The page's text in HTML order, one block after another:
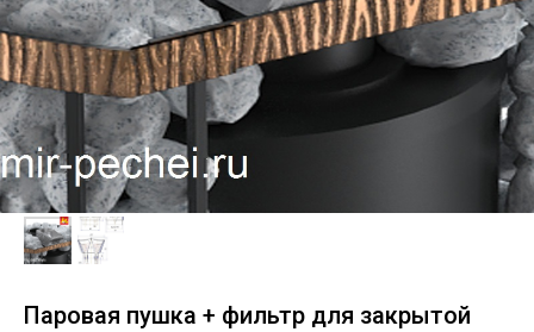
Паровая пушка + фильтр для закрытой